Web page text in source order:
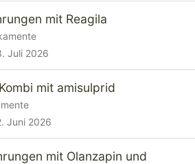
mit Reagila
Juli 2026
mit amisulprid
Juni 2026
mit Olanzapin und